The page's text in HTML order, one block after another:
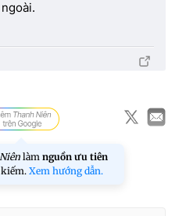
làm nguồn ưu tiên
Xem hướng dẫn.